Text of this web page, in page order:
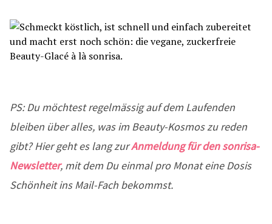
PS: Du möchtest regelmässig auf dem Laufenden
bleiben über alles, was im Beauty-Kosmos zu reden
gibt? Hier geht es lang zurAnmeldung für den sonrisa-
Newsletter, mit dem Du einmal pro Monat eine Dosis
Schönheit ins Mail-Fach bekommst.